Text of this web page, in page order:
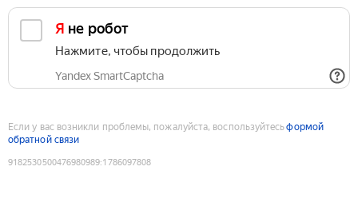
Я не робот
Нажмите, чтобы продолжить
Yandex SmartCaptcha
Если у вас возникли проблемы, пожалуйста, воспользуйтесьформой
обратной связи
9182530500476980989:1786097808